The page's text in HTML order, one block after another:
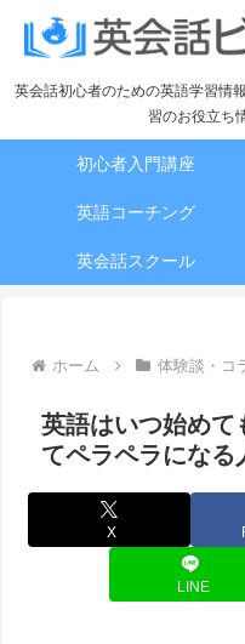
英会話初心者のための英語学習情
習のお役立ち
初心者入門講座
英語コーチング
英会話スクール
ホーム 体験談・コ
英語はいつ始めて
てペラペラになる
X
LINE